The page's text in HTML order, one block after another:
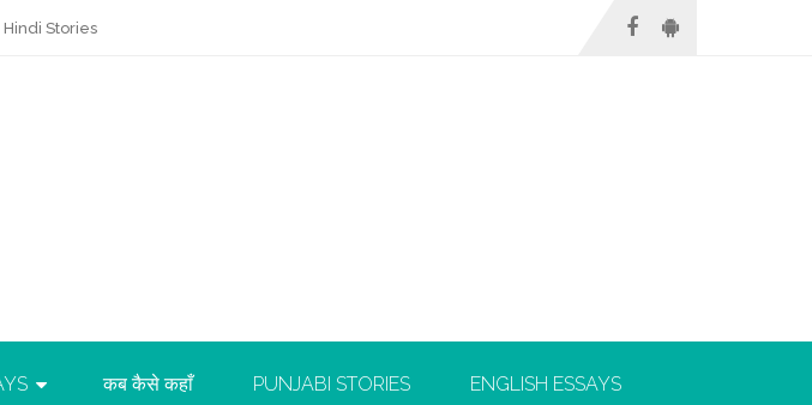
Hindi Stories
कब कैसे कहाँ PUNJABI STORIES ENGLISH ESSAYS